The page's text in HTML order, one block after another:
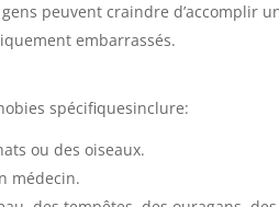
peuvent craindre d’accomplir
embarrassés.
spécifiquesinclure:
ou des oiseaux.
médecin.